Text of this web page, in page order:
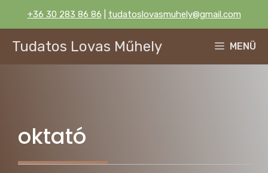
tartalomba
+36 30 283 86 86 tudatoslovasmuhely@gmail.com
Tudatos Lovas Műhely MENÜ
oktató